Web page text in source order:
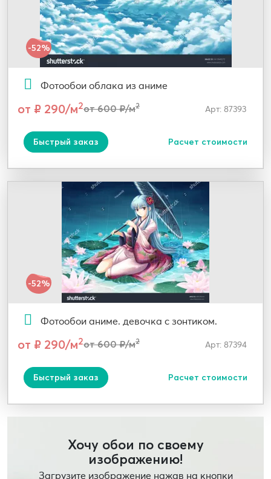
-52%
Фотообои облака из аниме
от ₽ 290/м2от 600 ₽/м2 Арт: 87393
Быстрый заказ Расчет стоимости
-52%
Фотообои аниме. девочка с зонтиком.
от ₽ 290/м2от 600 ₽/м2 Арт: 87394
Быстрый заказ Расчет стоимости
Хочу обои по своему
изображению!
Загрузите изображение нажав на кнопки